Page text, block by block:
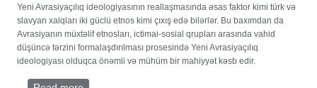
Yeni Avrasiyaçılıq ideologiyasının reallaşmasında əsas faktor kimi türk və
slavyan xalqları iki güclü etnos kimi çıxış edə bilərlər. Bu baxımdan da
Avrasiyanın müxtəlif etnosları, ictimai-sosial qrupları arasında vahid
düşüncə tərzini formalaşdırılması prosesində Yeni Avrasiyaçılıq
ideologiyası olduqca önəmli və mühüm bir mahiyyət kəsb edir.